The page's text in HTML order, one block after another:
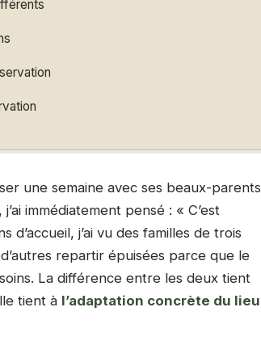
une semaine avec ses beaux-parents
immédiatement pensé : « C’est
d’accueil, j’ai vu des familles de trois
repartir épuisées parce que le
La différence entre les deux tient
tient à l’adaptation concrète du lieu